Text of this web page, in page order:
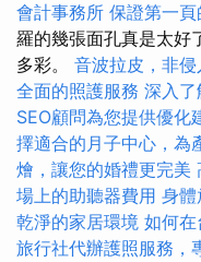
會計事務所 保證第一頁
羅的幾張面孔真是太好
多彩。 音波拉皮，非
全面的照護服務 深入
SEO顧問為您提供優化
擇適合的月子中心，為
燴，讓您的婚禮更完美
場上的助聽器費用 身體
乾淨的家居環境 如何
旅行社代辦護照服務，